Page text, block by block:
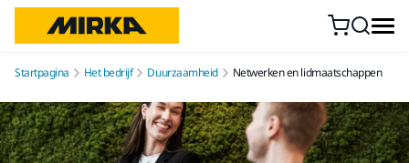
Doorgaan naar inhoud
Startpagina Het bedrijf Duurzaamheid Netwerken en lidmaatschappen